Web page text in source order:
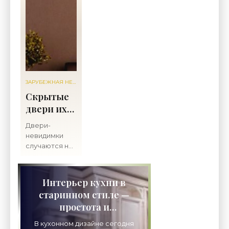
ЗАРУБЕЖНАЯ НЕДВИЖИМОСТЬ
Скрытые
двери их
применение
в
интерьере:
явным -
Строительство
и ремонт.
Двери-
невидимки
случаются не
шпионских
гробницах
фараонов и
старинных
Интерьер кухни в
старинном стиле —
простота и
душевность в доме -
В кухонном дизайне сегодня